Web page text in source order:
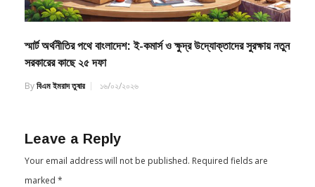
স্মার্ট অর্থনীতির পথে বাংলাদেশ: ই-কমার্স ও ক্ষুদ্র উদ্যোক্তাদের সুরক্ষায় নতুন
সরকারের কাছে ২৫ দফা
Byবিএম ইমরাদ তুষার ১৬/০২/২০২৬
Leave a Reply
Your email address will not be published. Required fields are
marked *